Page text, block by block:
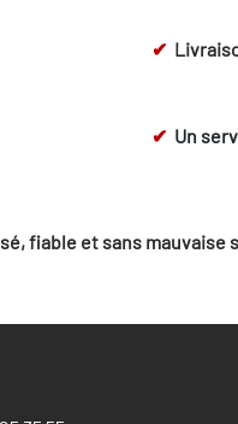
✔
✔ Un
fiable et sans mauvaise